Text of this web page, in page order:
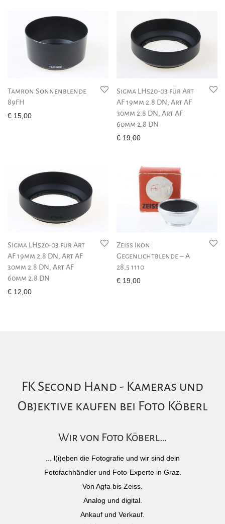
Tamron Sonnenblende
89FH
€ 15,00
Sigma LH520-03 für Art
AF 19mm 2.8 DN, Art AF
30mm 2.8 DN, Art AF
60mm 2.8 DN
€ 19,00
Sigma LH520-03 für Art
AF 19mm 2.8 DN, Art AF
30mm 2.8 DN, Art AF
60mm 2.8 DN
€ 12,00
Zeiss Ikon
Gegenlichtblende – A
28,5 1110
€ 19,00
FK Second Hand - Kameras und
Objektive kaufen bei Foto Köberl
Wir von Foto Köberl…
... l(i)eben die Fotografie und wir sind dein
Fotofachhändler und Foto-Experte in Graz.
Von Agfa bis Zeiss.
Analog und digital.
Ankauf und Verkauf.